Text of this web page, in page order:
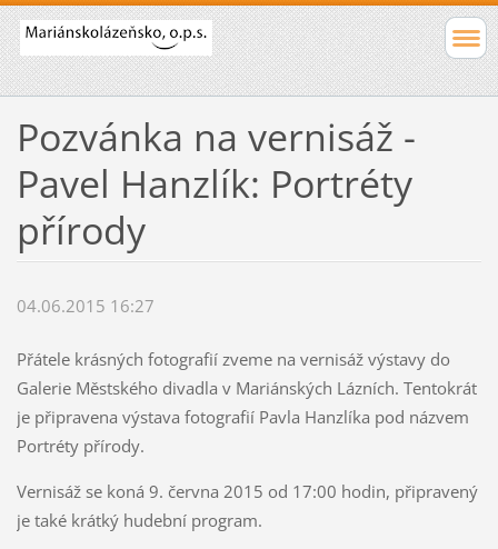
Pozvánka na vernisáž -
Pavel Hanzlík: Portréty
přírody
04.06.2015 16:27
Přátele krásných fotografií zveme na vernisáž výstavy do
Galerie Městského divadla v Mariánských Lázních. Tentokrát
je připravena výstava fotografií Pavla Hanzlíka pod názvem
Portréty přírody.
Vernisáž se koná 9. června 2015 od 17:00 hodin, připravený
je také krátký hudební program.